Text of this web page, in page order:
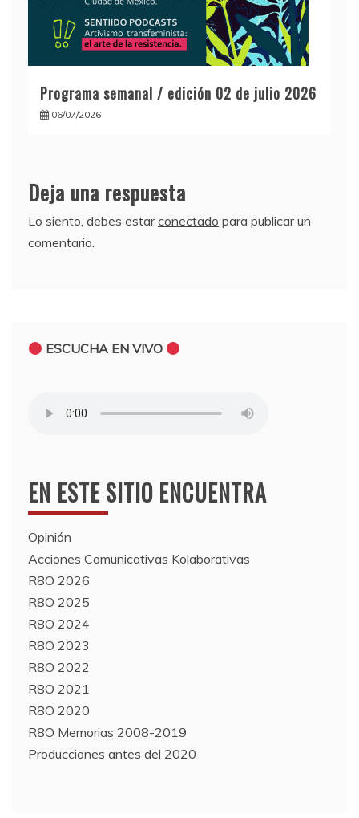
Programa semanal / edición 02 de julio 2026
06/07/2026
Deja una respuesta
Lo siento, debes estarconectado para publicar un
comentario.
ESCUCHA EN VIVO
EN ESTE SITIO ENCUENTRA
Opinión
Acciones Comunicativas Kolaborativas
R8O 2026
R8O 2025
R8O 2024
R8O 2023
R8O 2022
R8O 2021
R8O 2020
R8O Memorias 2008-2019
Producciones antes del 2020